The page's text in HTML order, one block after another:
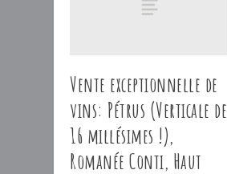
Vente exceptionnelle de
vins: Pétrus (Verticale de
16 millésimes !),
Romanée Conti, Haut